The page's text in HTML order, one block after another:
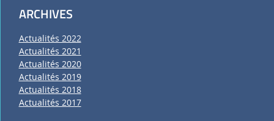
ARCHIVES
Actualités 2022
Actualités 2021
Actualités 2020
Actualités 2019
Actualités 2018
Actualités 2017